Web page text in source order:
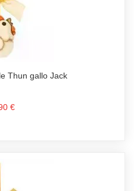
Thun gallo Jack
€